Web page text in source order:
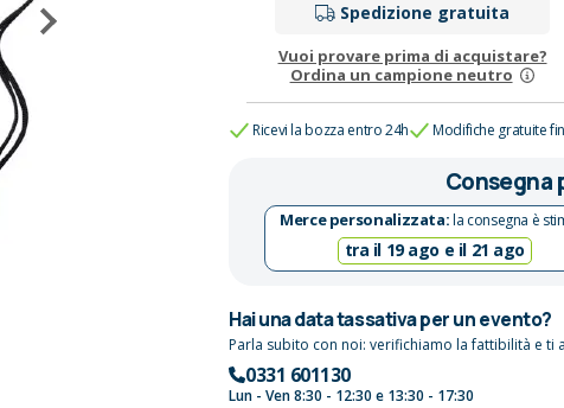
Spedizione gratuita
Vuoi provare prima di acquistare?
Ordina un campione neutro
Ricevi la bozza entro 24h Modifiche gratuite
Consegna
Merce personalizzata:la consegna è
tra il 19 ago e il 21 ago
Hai una data tassativa per un evento?
Parla subito con noi: verifichiamo la fattibilità e ti
0331 601130
Lun - Ven 8:30 - 12:30 e 13:30 - 17:30